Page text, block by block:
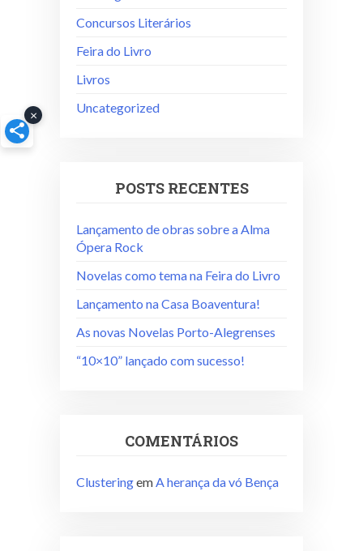
Concursos Literários
Feira do Livro
Livros
Uncategorized
POSTS RECENTES
Lançamento de obras sobre a Alma
Ópera Rock
Novelas como tema na Feira do Livro
Lançamento na Casa Boaventura!
As novas Novelas Porto-Alegrenses
“10×10” lançado com sucesso!
COMENTÁRIOS
Clusteringem A herança da vó Bença
×